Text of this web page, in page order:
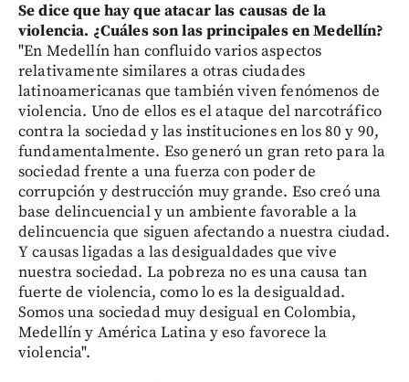
Se dice que hay que atacar las causas de la
violencia. ¿Cuáles son las principales en Medellín?
"En Medellín han confluido varios aspectos
relativamente similares a otras ciudades
latinoamericanas que también viven fenómenos de
violencia. Uno de ellos es el ataque del narcotráfico
contra la sociedad y las instituciones en los 80 y 90,
fundamentalmente. Eso generó un gran reto para la
sociedad frente a una fuerza con poder de
corrupción y destrucción muy grande. Eso creó una
base delincuencial y un ambiente favorable a la
delincuencia que siguen afectando a nuestra ciudad.
Y causas ligadas a las desigualdades que vive
nuestra sociedad. La pobreza no es una causa tan
fuerte de violencia, como lo es la desigualdad.
Somos una sociedad muy desigual en Colombia,
Medellín y América Latina y eso favorece la
violencia".